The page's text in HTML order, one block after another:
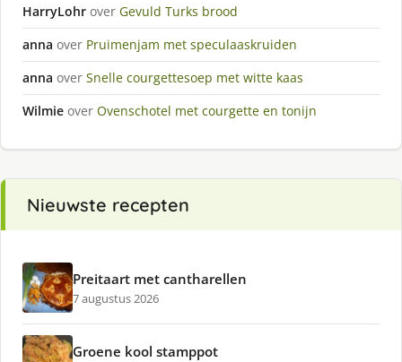
HarryLohr over Gevuld Turks brood
anna over Pruimenjam met speculaaskruiden
anna over Snelle courgettesoep met witte kaas
Wilmie over Ovenschotel met courgette en tonijn
Nieuwste recepten
Preitaart met cantharellen
7 augustus 2026
Groene kool stamppot